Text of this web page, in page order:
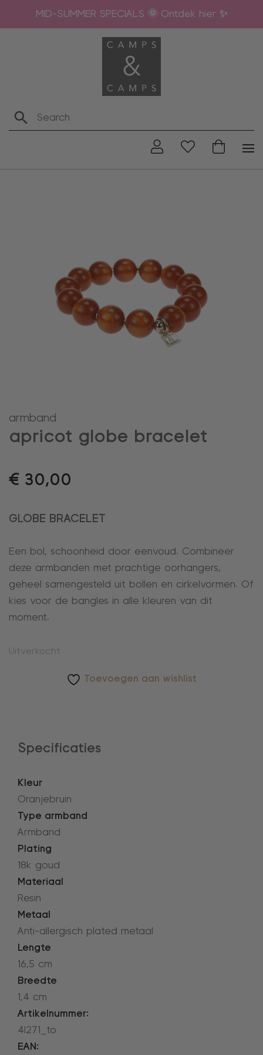
MID-SUMMER SPECIALS 🌞 Ontdek hier ✨
armband
apricot globe bracelet
€ 30,00
GLOBE BRACELET
Een bol, schoonheid door eenvoud. Combineer
deze armbanden met prachtige oorhangers,
geheel samengesteld uit bollen en cirkelvormen. Of
kies voor de bangles in alle kleuren van dit
moment.
Uitverkocht
Toevoegen aan wishlist
Specificaties
Kleur
Oranjebruin
Type armband
Armband
Plating
18k goud
Materiaal
Resin
Metaal
Anti-allergisch plated metaal
Lengte
16,5 cm
Breedte
1,4 cm
Artikelnummer:
4l271_to
EAN: